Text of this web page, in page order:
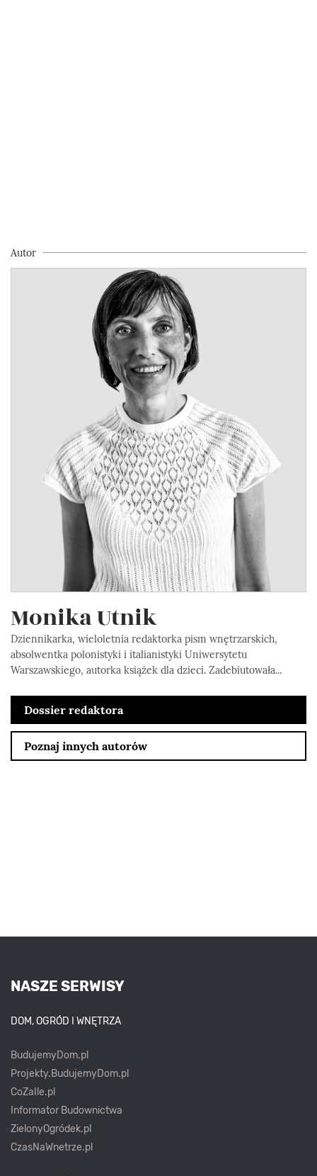
Autor
Monika Utnik
Dziennikarka, wieloletnia redaktorka pism wnętrzarskich,
absolwentka polonistyki i italianistyki Uniwersytetu
Warszawskiego, autorka książek dla dzieci. Zadebiutowała...
Dossier redaktora
Poznaj innych autorów
NASZE SERWISY
DOM, OGRÓD I WNĘTRZA
BudujemyDom.pl
Projekty.BudujemyDom.pl
CoZaIle.pl
Informator Budownictwa
ZielonyOgródek.pl
CzasNaWnetrze.pl